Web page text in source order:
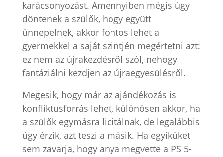
karácsonyozást. Amennyiben mégis úgy
döntenek a szülők, hogy együtt
ünnepelnek, akkor fontos lehet a
gyermekkel a saját szintjén megértetni azt:
ez nem az újrakezdésről szól, nehogy
fantáziálni kezdjen az újraegyesülésről.
Megesik, hogy már az ajándékozás is
konfliktusforrás lehet, különösen akkor, ha
a szülők egymásra licitálnak, de legalábbis
úgy érzik, azt teszi a másik. Ha egyiküket
sem zavarja, hogy anya megvette a PS 5-